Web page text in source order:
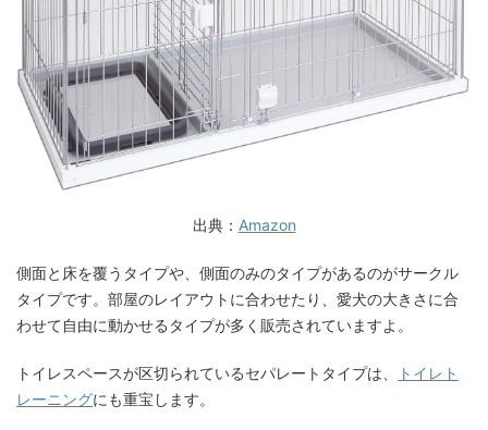
出典： Amazon
側面と床を覆うタイプや、側面のみのタイプがあるのがサークル
タイプです。部屋のレイアウトに合わせたり、愛犬の大きさに合
わせて自由に動かせるタイプが多く販売されていますよ。
トイレスペースが区切られているセパレートタイプは、
トイレト
レーニングにも重宝します。